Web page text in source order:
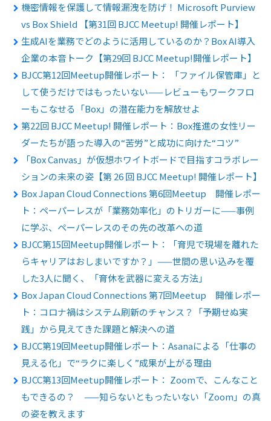
機密情報を保護して情報漏洩を防げ！ Microsoft Purview
vs Box Shield 【第31回 BJCC Meetup! 開催レポート】
生成AIを業務でどのように活用しているのか？Box AI導入
企業の本音トーク【第29回 BJCC Meetup!開催レポート】
BJCC第12回Meetup開催レポート： 「ファイル保管庫」と
して使うだけではもったいない——レビューもワークフロ
ーもこなせる「Box」の潜在能力を解放せよ
第22回 BJCC Meetup! 開催レポート：Box推進の女性リー
ダーたちが語った導入の“苦労”と成功に向けた“コツ”
「Box Canvas」が仮想ホワイトボードで目指すコラボレー
ションの未来の姿【第 26 回 BJCC Meetup! 開催レポート】
Box Japan Cloud Connections 第6回Meetup 開催レポー
ト：ペーパーレスが「業務効率化」のトリガーに——事例
に学ぶ、ペーパーレスのその先の改革への道
BJCC第15回Meetup開催レポート：「育児で現場を離れた
らキャリアはおしまいですか？」——世間の思い込みを覆
した3人に聞く、「育休を武器に変える方法」
Box Japan Cloud Connections 第7回Meetup 開催レポー
ト：コロナ禍はシステム刷新のチャンス？「予期せぬ実
践」から見えてきた課題と解決への道
BJCC第19回Meetup開催レポート：Asanaによる「仕事の
見える化」で“ラクに楽しく”成果が上がる理由
BJCC第13回Meetup開催レポート： Zoomで、こんなこと
もできるの？ ——知らないともったいない「Zoom」の真
の姿を教えます